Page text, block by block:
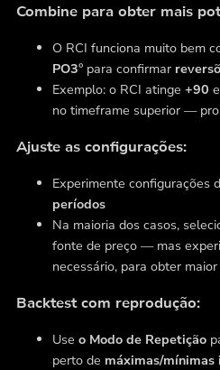
Combine para obter mais
O RCI funciona muito bem
PO3°para confirmar
Exemplo:o RCI atinge +90 e
no timeframe superior —
Ajuste as configurações:
Experimente configurações
períodos
Na maioria dos casos,
fonte de preço — mas
necessário, para obter
Backtest com reprodução:
Use o Modo de Repetição
perto de máximas/